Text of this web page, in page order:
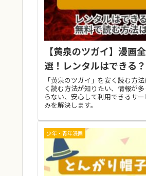
【黄泉のツガイ】漫画
選！レンタルはできる
「黄泉のツガイ」を安く読む方
く読む方法が知りたい、情報が
らない、安心して利用できるサ
みを解決します。
少年・青年漫画